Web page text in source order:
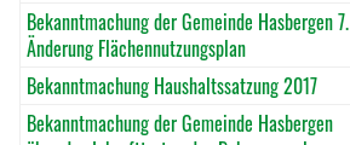
Bekanntmachung der Gemeinde Hasbergen 7.
Änderung Flächennutzungsplan
Bekanntmachung Haushaltssatzung 2017
Bekanntmachung der Gemeinde Hasbergen